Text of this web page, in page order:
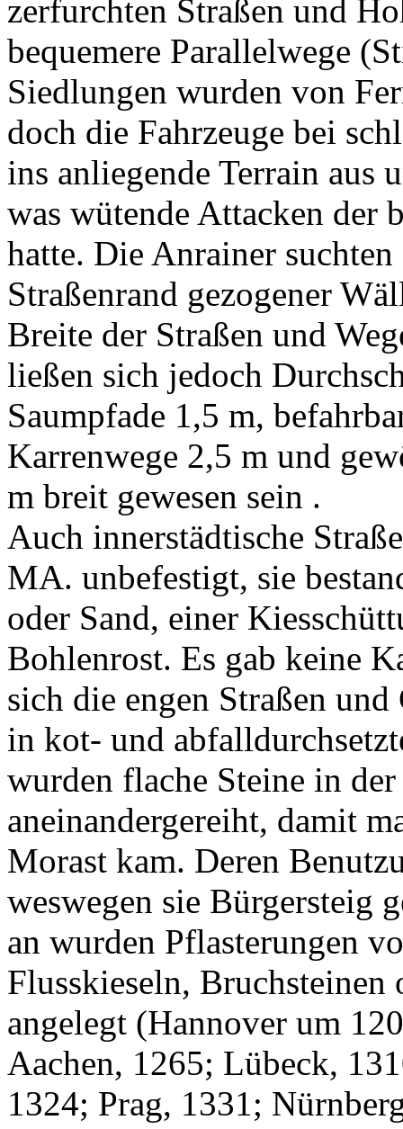
zerfurchten Straßen und
bequemere Parallelwege
Siedlungen wurden von
doch die Fahrzeuge bei
ins anliegende Terrain aus
was wütende Attacken der
hatte. Die Anrainer
Straßenrand gezogener
Breite der Straßen und
ließen sich jedoch
Saumpfade 1,5 m,
Karrenwege 2,5 m und
m breit gewesen sein .
Auch innerstädtische
MA. unbefestigt, sie
oder Sand, einer
Bohlenrost. Es gab keine
sich die engen Straßen
in kot- und
wurden flache Steine in
aneinandergereiht, damit
Morast kam. Deren
weswegen sie Bürgersteig
an wurden Pflasterungen
Flusskieseln, Bruchsteinen
angelegt (Hannover um
Aachen, 1265; Lübeck,
1324; Prag, 1331;